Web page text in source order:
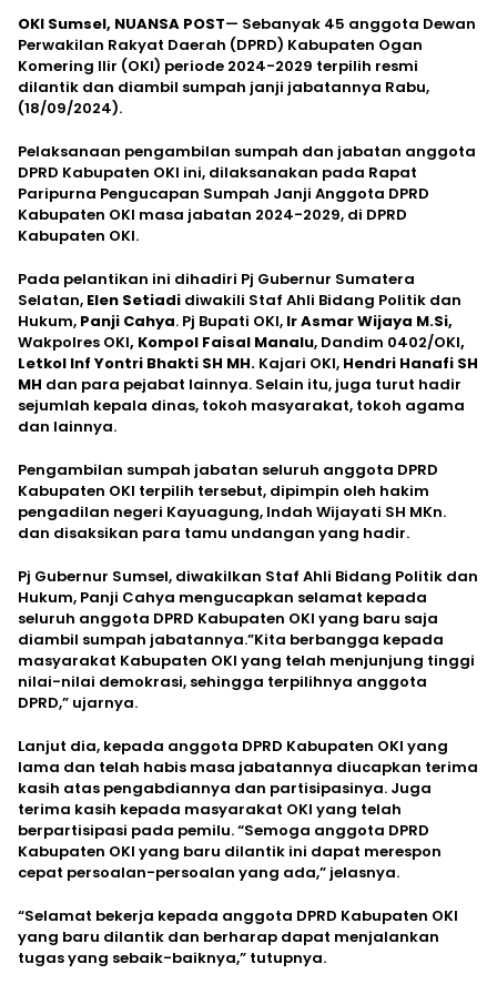
OKI Sumsel, NUANSA POST— Sebanyak 45 anggota Dewan
Perwakilan Rakyat Daerah (DPRD) Kabupaten Ogan
Komering Ilir (OKI) periode 2024-2029 terpilih resmi
dilantik dan diambil sumpah janji jabatannya Rabu,
(18/09/2024).
Pelaksanaan pengambilan sumpah dan jabatan anggota
DPRD Kabupaten OKI ini, dilaksanakan pada Rapat
Paripurna Pengucapan Sumpah Janji Anggota DPRD
Kabupaten OKI masa jabatan 2024-2029, di DPRD
Kabupaten OKI.
Pada pelantikan ini dihadiri Pj Gubernur Sumatera
Selatan, Elen Setiadi diwakili Staf Ahli Bidang Politik dan
Hukum, Panji Cahya. Pj Bupati OKI, Ir Asmar Wijaya M.Si,
Wakpolres OKI, Kompol Faisal Manalu, Dandim 0402/OKI,
Letkol Inf Yontri Bhakti SH MH. Kajari OKI, Hendri Hanafi SH
MH dan para pejabat lainnya. Selain itu, juga turut hadir
sejumlah kepala dinas, tokoh masyarakat, tokoh agama
dan lainnya.
Pengambilan sumpah jabatan seluruh anggota DPRD
Kabupaten OKI terpilih tersebut, dipimpin oleh hakim
pengadilan negeri Kayuagung, Indah Wijayati SH MKn.
dan disaksikan para tamu undangan yang hadir.
Pj Gubernur Sumsel, diwakilkan Staf Ahli Bidang Politik dan
Hukum, Panji Cahya mengucapkan selamat kepada
seluruh anggota DPRD Kabupaten OKI yang baru saja
diambil sumpah jabatannya.”Kita berbangga kepada
masyarakat Kabupaten OKI yang telah menjunjung tinggi
nilai-nilai demokrasi, sehingga terpilihnya anggota
DPRD,” ujarnya.
Lanjut dia, kepada anggota DPRD Kabupaten OKI yang
lama dan telah habis masa jabatannya diucapkan terima
kasih atas pengabdiannya dan partisipasinya. Juga
terima kasih kepada masyarakat OKI yang telah
berpartisipasi pada pemilu. “Semoga anggota DPRD
Kabupaten OKI yang baru dilantik ini dapat merespon
cepat persoalan-persoalan yang ada,” jelasnya.
“Selamat bekerja kepada anggota DPRD Kabupaten OKI
yang baru dilantik dan berharap dapat menjalankan
tugas yang sebaik-baiknya,” tutupnya.